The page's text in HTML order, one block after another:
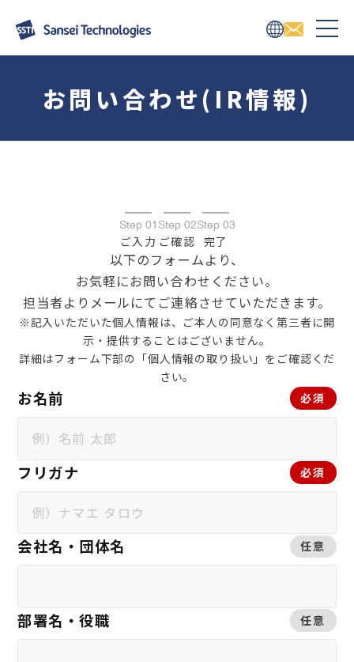
お問い合わせ(IR情報)
Step 01
ご入力
Step 02
ご確認
Step 03
完了
以下のフォームより、
お気軽にお問い合わせください。
担当者よりメールにてご連絡させていただきます。
※記入いただいた個人情報は、ご本人の同意なく第三者に開
示・提供することはございません。
詳細はフォーム下部の「個人情報の取り扱い」をご確認くだ
さい。
必須
お名前
必須
フリガナ
任意
会社名・団体名
任意
部署名・役職